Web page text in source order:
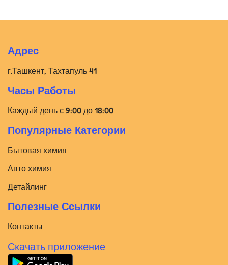
Адрес
г.Ташкент, Тахтапуль 41
Часы Работы
Каждый день с 9:00 до 18:00
Популярные Категории
Бытовая химия
Авто химия
Детайлинг
Полезные Ссылки
Контакты
Скачать приложение